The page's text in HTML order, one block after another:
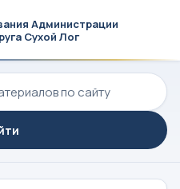
Администрации
Сухой Лог